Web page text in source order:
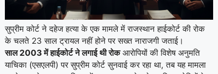
सुप्रीम कोर्ट ने दहेज हत्या के एक मामले में राजस्थान हाईकोर्ट की रोक
के चलते 23 साल ट्रायल नहीं होने पर सख्त नाराजगी जताई।
साल 2003 में हाईकोर्ट ने लगाई थी रोकआरोपियों की विशेष अनुमति
याचिका (एसएलपी) पर सुप्रीम कोर्ट सुनवाई कर रहा था, तब यह मामला